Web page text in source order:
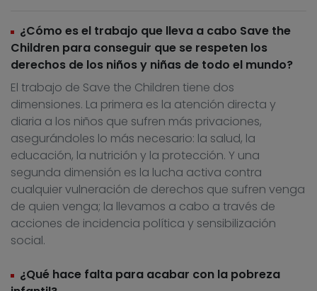
¿Cómo es el trabajo que lleva a cabo Save the
Children para conseguir que se respeten los
derechos de los niños y niñas de todo el mundo?
El trabajo de Save the Children tiene dos
dimensiones. La primera es la atención directa y
diaria a los niños que sufren más privaciones,
asegurándoles lo más necesario: la salud, la
educación, la nutrición y la protección. Y una
segunda dimensión es la lucha activa contra
cualquier vulneración de derechos que sufren venga
de quien venga; la llevamos a cabo a través de
acciones de incidencia política y sensibilización
social.
¿Qué hace falta para acabar con la pobreza